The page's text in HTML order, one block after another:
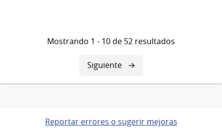
Mostrando 1 - 10 de 52 resultados
Siguiente
página
Siguiente
Reportar errores o sugerir mejoras